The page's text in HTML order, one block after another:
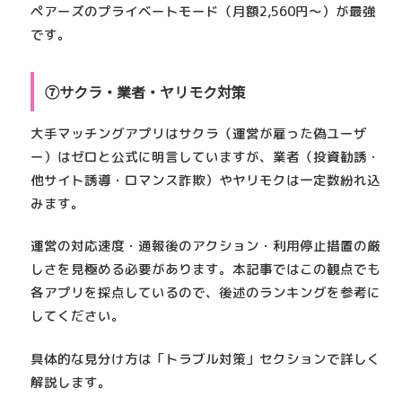
ペアーズのプライベートモード（月額2,560円〜） が最強
です。
⑦サクラ・業者・ヤリモク対策
大手マッチングアプリはサクラ（運営が雇った偽ユーザ
ー）はゼロと公式に明言していますが、業者（投資勧誘・
他サイト誘導・ロマンス詐欺）やヤリモクは一定数紛れ込
みます。
運営の対応速度・通報後のアクション・利用停止措置の厳
しさを見極める必要があります。本記事ではこの観点でも
各アプリを採点しているので、後述のランキングを参考に
してください。
具体的な見分け方は「トラブル対策」セクションで詳しく
解説します。